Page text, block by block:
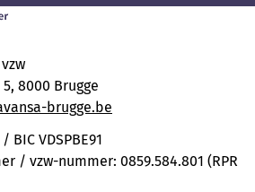
8000 Brugge
brugge.be
BIC VDSPBE91
/ vzw-nummer: 0859.584.801 (RPR